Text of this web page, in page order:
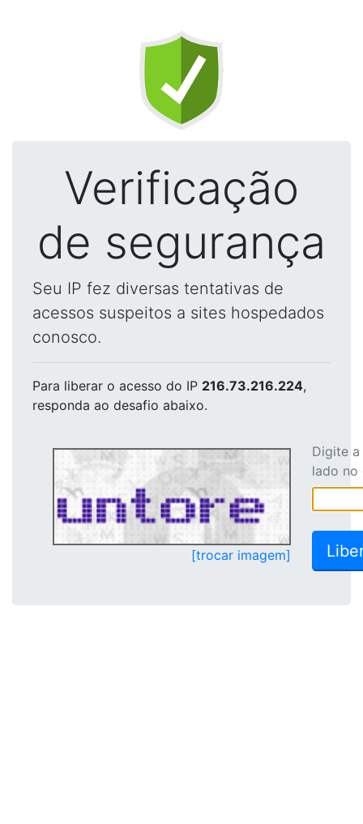
Verificação
de segurança
Seu IP fez diversas tentativas de
acessos suspeitos a sites hospedados
conosco.
Para liberar o acesso do IP 216.73.216.224,
responda ao desafio abaixo.
[trocar imagem]
Digite
lado no